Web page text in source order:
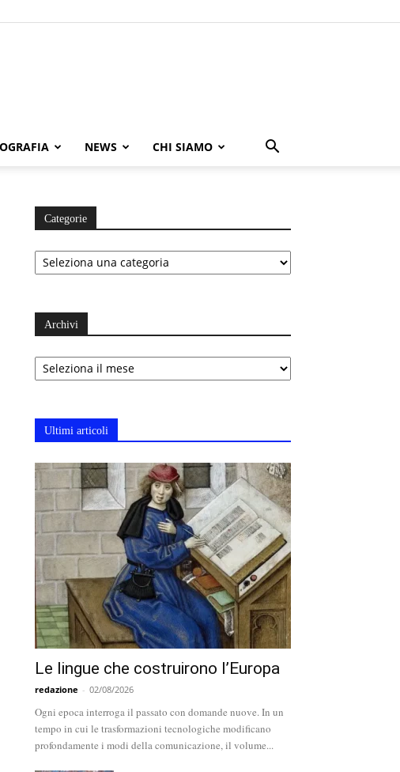
NEWS CHI SIAMO
Categorie
Categorie
Archivi
Archivi
Ultimi articoli
Le lingue che costruirono l’Europa
redazione - 02/08/2026
Ogni epoca interroga il passato con domande nuove. In un
tempo in cui le trasformazioni tecnologiche modificano
profondamente i modi della comunicazione, il volume...